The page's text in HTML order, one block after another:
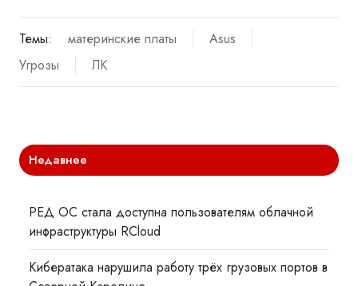
Темы: материнские платы
Asus
Угрозы
ЛК
Недавнее
РЕД ОС стала доступна пользователям облачной
инфраструктуры RCloud
Кибератака нарушила работу трёх грузовых портов в